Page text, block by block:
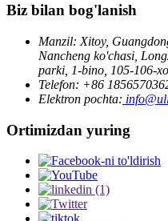
Biz bilan bog'lanish
Manzil: Xitoy,
Nancheng ko'chasi,
parki, 1-bino, 105-106-
Telefon: +86
Elektron pochta:
Ortimizdan yuring